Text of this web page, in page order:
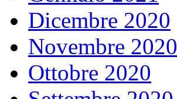
Dicembre 2020
Novembre 2020
Ottobre 2020